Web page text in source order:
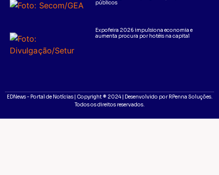
públicos
Expofeira 2026 impulsiona economia e
aumenta procura por hotéis na capital
EDNews - Portal de Notícias | Copyright ® 2024 | Desenvolvido por RPenna Soluções.
Todos os direitos reservados.